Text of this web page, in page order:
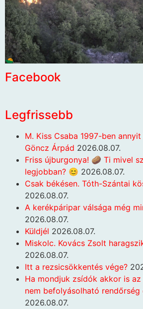
Facebook
Legfrissebb
M. Kiss Csaba 1997-ben
Göncz Árpád 2026.08.07.
Friss újburgonya! 🥔 Ti mivel
legjobban? 😊 2026.08.07.
Csak békésen. Tóth-Szántai
2026.08.07.
A kerékpáripar válsága még
2026.08.07.
Küldjél 2026.08.07.
Miskolc. Kovács Zsolt
2026.08.07.
Itt a rezsicsökkentés vége?
Ha mondjuk zsídók akkor is
nem befolyásolható
2026.08.07.